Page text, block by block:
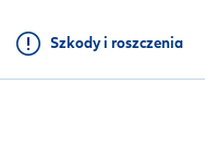
Szkody i roszczenia